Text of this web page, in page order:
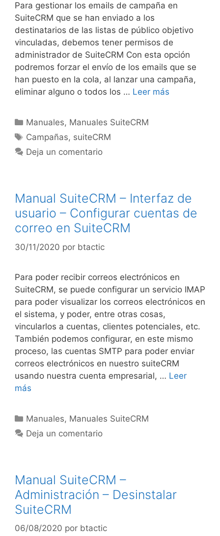
Para gestionar los emails de campaña en
SuiteCRM que se han enviado a los
destinatarios de las listas de público objetivo
vinculadas, debemos tener permisos de
administrador de SuiteCRM Con esta opción
podremos forzar el envío de los emails que se
han puesto en la cola, al lanzar una campaña,
eliminar alguno o todos los … Leer más
Manuales, Manuales SuiteCRM
Campañas, suiteCRM
Deja un comentario
Manual SuiteCRM – Interfaz de
usuario – Configurar cuentas de
correo en SuiteCRM
30/11/2020 por btactic
Para poder recibir correos electrónicos en
SuiteCRM, se puede configurar un servicio IMAP
para poder visualizar los correos electrónicos en
el sistema, y poder, entre otras cosas,
vincularlos a cuentas, clientes potenciales, etc.
También podemos configurar, en este mismo
proceso, las cuentas SMTP para poder enviar
correos electrónicos en nuestro suiteCRM
usando nuestra cuenta empresarial, … Leer
más
Manuales, Manuales SuiteCRM
Deja un comentario
Manual SuiteCRM –
Administración – Desinstalar
SuiteCRM
06/08/2020 por btactic